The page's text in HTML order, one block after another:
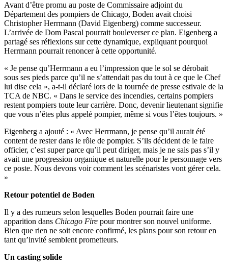
Avant d’être promu au poste de Commissaire adjoint du
Département des pompiers de Chicago, Boden avait choisi
Christopher Herrmann (David Eigenberg) comme successeur.
L’arrivée de Dom Pascal pourrait bouleverser ce plan. Eigenberg a
partagé ses réflexions sur cette dynamique, expliquant pourquoi
Herrmann pourrait renoncer à cette opportunité.
« Je pense qu’Herrmann a eu l’impression que le sol se dérobait
sous ses pieds parce qu’il ne s’attendait pas du tout à ce que le Chef
lui dise cela », a-t-il déclaré lors de la tournée de presse estivale de la
TCA de NBC. « Dans le service des incendies, certains pompiers
restent pompiers toute leur carrière. Donc, devenir lieutenant signifie
que vous n’êtes plus appelé pompier, même si vous l’êtes toujours. »
Eigenberg a ajouté : « Avec Herrmann, je pense qu’il aurait été
content de rester dans le rôle de pompier. S’ils décident de le faire
officier, c’est super parce qu’il peut diriger, mais je ne sais pas s’il y
avait une progression organique et naturelle pour le personnage vers
ce poste. Nous devons voir comment les scénaristes vont gérer cela.
»
Retour potentiel de Boden
Il y a des rumeurs selon lesquelles Boden pourrait faire une
apparition dans Chicago Fire pour montrer son nouvel uniforme.
Bien que rien ne soit encore confirmé, les plans pour son retour en
tant qu’invité semblent prometteurs.
Un casting solide